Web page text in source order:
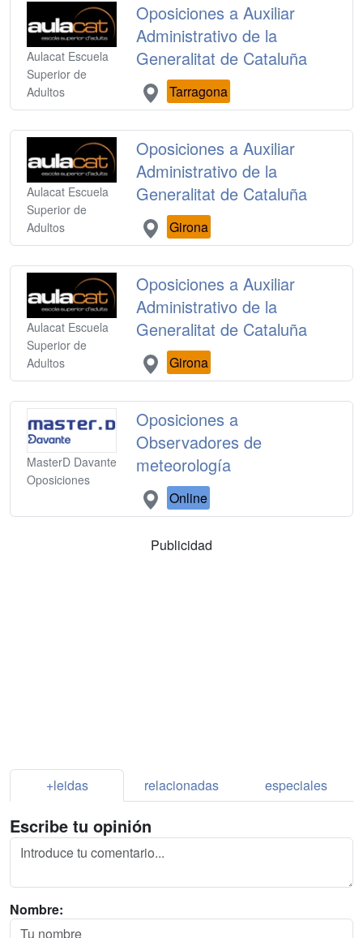
Aulacat Escuela
Superior de
Adultos
Oposiciones a Auxiliar
Administrativo de la
Generalitat de Cataluña
Tarragona
Aulacat Escuela
Superior de
Adultos
Oposiciones a Auxiliar
Administrativo de la
Generalitat de Cataluña
Girona
Aulacat Escuela
Superior de
Adultos
Oposiciones a Auxiliar
Administrativo de la
Generalitat de Cataluña
Girona
MasterD Davante
Oposiciones
Oposiciones a
Observadores de
meteorología
Online
Publicidad
+leidas relacionadas especiales
Escribe tu opinión
Nombre: